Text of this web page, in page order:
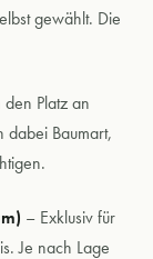
gewählt. Die
Platz an
dabei Baumart,
– Exklusiv für
Je nach Lage